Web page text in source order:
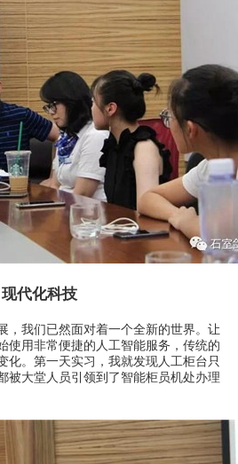
现代化科技
，我们已然面对着一个全新的世界。让
使用非常便捷的人工智能服务，传统的
化。第一天实习，我就发现人工柜台只
被大堂人员引领到了智能柜员机处办理